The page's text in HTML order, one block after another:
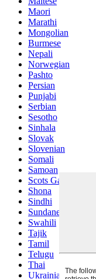
Maori
Marathi
Mongolian
Burmese
Nepali
Norwegian
Pashto
Persian
Punjabi
Serbian
Sesotho
Sinhala
Slovak
Slovenian
Somali
Samoan
Scots Gaelic
Shona
Sindhi
Sundanese
Swahili
Tajik
Tamil
Telugu
Thai
Ukrainian